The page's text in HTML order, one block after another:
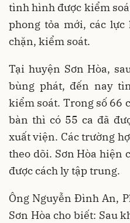
tình hình được kiểm
phong tỏa mới, các
chặn, kiểm soát.
Tại huyện Sơn Hòa,
bùng phát, đến nay
kiểm soát. Trong số 66
bàn thì có 55 ca đã
xuất viện. Các trường
theo dõi. Sơn Hòa hiện
được cách ly tập trung.
Ông Nguyễn Đình An,
Sơn Hòa cho biết: Sau